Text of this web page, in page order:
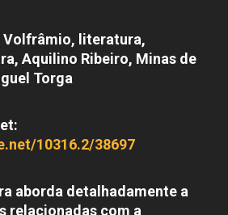
Volfrâmio, literatura,
Aquilino Ribeiro, Minas de
Torga
10316.2/38697
aborda detalhadamente a
relacionadas com a